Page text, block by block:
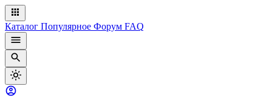
Каталог Популярное Форум FAQ